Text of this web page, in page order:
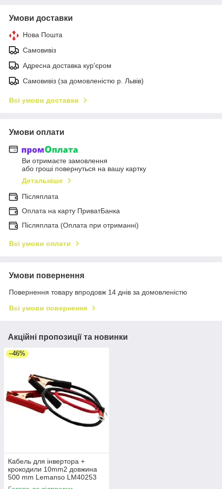
Умови доставки
Нова Пошта
Самовивіз
Адресна доставка кур'єром
Самовивіз (за домовленістю р. Львів)
Всі умови доставки
Умови оплати
Ви отримаєте замовлення
або гроші повернуться на вашу картку
Детальніше
Післяплата
Оплата на карту ПриватБанка
Післяплата (Оплата при отриманні)
Всі умови оплати
Умови повернення
Повернення товару впродовж 14 днів за домовленістю
Всі умови повернення
Акційні пропозиції та новинки
–46%
Кабель для інвертора +
крокодили 10mm2 довжина
500 mm Lemanso LM40253